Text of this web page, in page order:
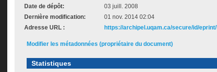
Date de dépôt:
03 juill. 2008
Dernière modification:
01 nov. 2014 02:04
Adresse URL :
https://archipel.uqam.ca/secure/id/
Modifier les métadonnées (propriétaire du document)
Statistiques